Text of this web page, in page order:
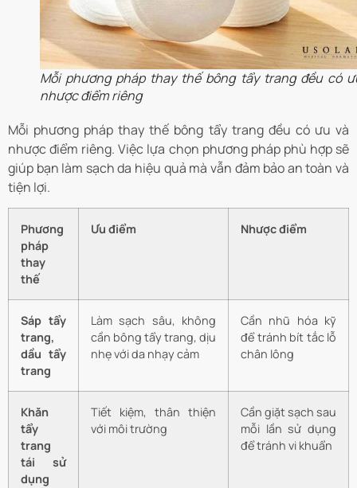
Mỗi phương pháp thay thế bông tẩy trang đều có
nhược điểm riêng
Mỗi phương pháp thay thế bông tẩy trang đều có ưu và
nhược điểm riêng. Việc lựa chọn phương pháp phù hợp sẽ
giúp bạn làm sạch da hiệu quả mà vẫn đảm bảo an toàn và
tiện lợi.
Phương
pháp
thay
thế
Ưu điểm Nhược điểm
Sáp tẩy
trang,
dầu tẩy
trang
Làm sạch sâu, không
cần bông tẩy trang, dịu
nhẹ với da nhạy cảm
Cần nhũ hóa kỹ
để tránh bít tắc lỗ
chân lông
Khăn
tẩy
trang
tái sử
dụng
Tiết kiệm, thân thiện
với môi trường
Cần giặt sạch sau
mỗi lần sử dụng
để tránh vi khuẩn